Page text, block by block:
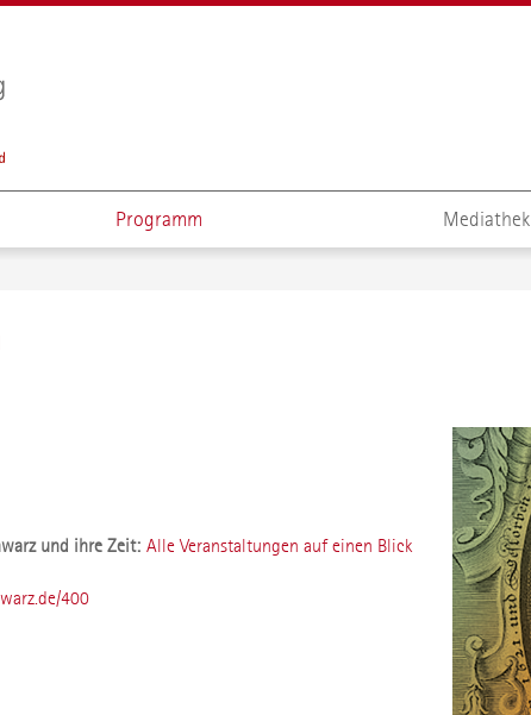
Programm Mediathek
und ihre Zeit: Alle Veranstaltungen auf einen Blick
400